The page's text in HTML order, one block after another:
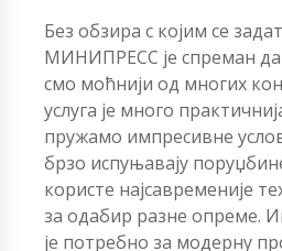
Без обзира с којим се
МИНИПРЕСС је спреман
смо моћнији од многих
услуга је много
пружамо импресивне
брзо испуњавају
користе најсавременије
за одабир разне опреме.
је потребно за модерну